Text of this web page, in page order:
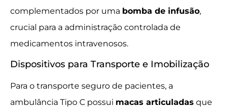
complementados por uma bomba de infusão,
crucial para a administração controlada de
medicamentos intravenosos.
Dispositivos para Transporte e Imobilização
Para o transporte seguro de pacientes, a
ambulância Tipo C possui macas articuladas que